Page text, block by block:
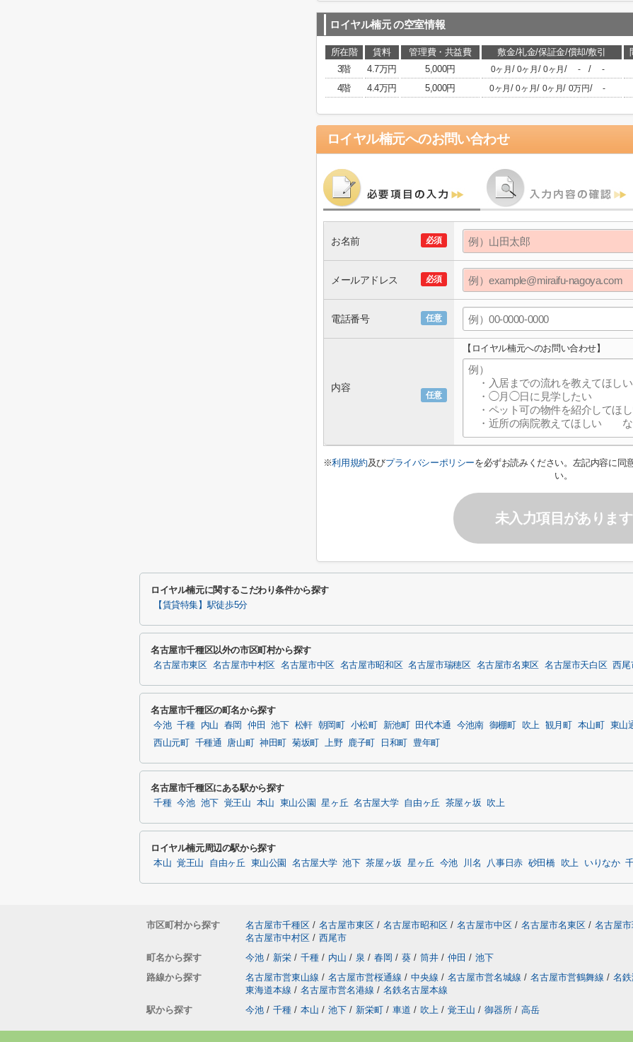
ロイヤル楠元 の空室情報
所在階 賃料 管理費・共益費 敷金/礼金/保証金/償却/敷引
3階
4.7万円 5,000円 0ヶ月 / 0ヶ月 / 0ヶ月 / - / -
4階
4.4万円 5,000円 0ヶ月/0ヶ月/ 0ヶ月/ 0万円/ -
ロイヤル楠元へのお問い合わせ
必須
お名前
必須
メールアドレス
任意
電話番号
任意
内容
【ロイヤル楠元へのお問い合わせ】
※利用規約及びプライバシーポリシーを必ずお読みください。左記内容に同
い。
未入力項目があります
ロイヤル楠元に関するこだわり条件から探す
【賃貸特集】駅徒歩5分
名古屋市千種区以外の市区町村から探す
名古屋市東区 名古屋市中村区 名古屋市中区 名古屋市昭和区 名古屋市瑞穂区 名古屋市名東区 名古屋市天白区 西尾
名古屋市千種区の町名から探す
今池 千種 内山 春岡 仲田 池下 松軒 朝岡町 小松町 新池町 田代本通 今池南 御棚町 吹上 観月町 本山町 東山
西山元町
千種通 唐山町 神田町 菊坂町 上野 鹿子町 日和町 豊年町
名古屋市千種区にある駅から探す
千種 今池 池下 覚王山 本山 東山公園 星ヶ丘 名古屋大学 自由ヶ丘 茶屋ヶ坂 吹上
ロイヤル楠元周辺の駅から探す
本山 覚王山 自由ヶ丘 東山公園 名古屋大学 池下 茶屋ヶ坂 星ヶ丘 今池 川名 八事日赤 砂田橋 吹上 いりなか
市区町村から探す 名古屋市千種区 / 名古屋市東区 / 名古屋市昭和区 / 名古屋市中区 / 名古屋市名東区 / 名古屋
名古屋市中村区 / 西尾市
町名から探す
今池 / 新栄 / 千種 / 内山 / 泉 / 春岡 / 葵 / 筒井 / 仲田 / 池下
路線から探す
名古屋市営東山線 / 名古屋市営桜通線 / 中央線 / 名古屋市営名城線 / 名古屋市営鶴舞線 / 名
東海道本線 / 名古屋市営名港線 / 名鉄名古屋本線
駅から探す
今池 / 千種 / 本山 / 池下 / 新栄町 / 車道 / 吹上 / 覚王山 / 御器所 / 高岳